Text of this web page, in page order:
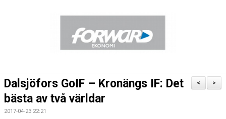
BILDGALLERI
DOKUMENT
>
<
Dalsjöfors GoIF – Kronängs IF: Det
bästa av två världar
2017-04-23 22:21